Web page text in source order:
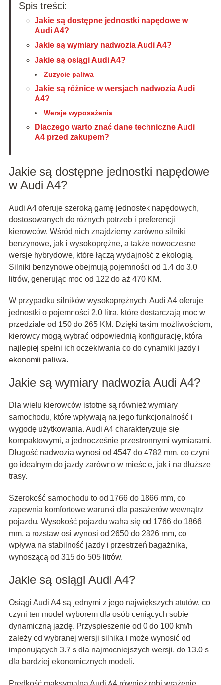
Spis treści:
Jakie są dostępne jednostki napędowe w
Audi A4?
Jakie są wymiary nadwozia Audi A4?
Jakie są osiągi Audi A4?
Zużycie paliwa
Jakie są różnice w wersjach nadwozia Audi
A4?
Wersje wyposażenia
Dlaczego warto znać dane techniczne Audi
A4 przed zakupem?
Jakie są dostępne jednostki napędowe
w Audi A4?
Audi A4 oferuje szeroką gamę jednostek napędowych,
dostosowanych do różnych potrzeb i preferencji
kierowców. Wśród nich znajdziemy zarówno silniki
benzynowe, jak i wysokoprężne, a także nowoczesne
wersje hybrydowe, które łączą wydajność z ekologią.
Silniki benzynowe obejmują pojemności od 1.4 do 3.0
litrów, generując moc od 122 do aż 470 KM.
W przypadku silników wysokoprężnych, Audi A4 oferuje
jednostki o pojemności 2.0 litra, które dostarczają moc w
przedziale od 150 do 265 KM. Dzięki takim możliwościom,
kierowcy mogą wybrać odpowiednią konfigurację, która
najlepiej spełni ich oczekiwania co do dynamiki jazdy i
ekonomii paliwa.
Jakie są wymiary nadwozia Audi A4?
Dla wielu kierowców istotne są również wymiary
samochodu, które wpływają na jego funkcjonalność i
wygodę użytkowania. Audi A4 charakteryzuje się
kompaktowymi, a jednocześnie przestronnymi wymiarami.
Długość nadwozia wynosi od 4547 do 4782 mm, co czyni
go idealnym do jazdy zarówno w mieście, jak i na dłuższe
trasy.
Szerokość samochodu to od 1766 do 1866 mm, co
zapewnia komfortowe warunki dla pasażerów wewnątrz
pojazdu. Wysokość pojazdu waha się od 1766 do 1866
mm, a rozstaw osi wynosi od 2650 do 2826 mm, co
wpływa na stabilność jazdy i przestrzeń bagażnika,
wynoszącą od 315 do 505 litrów.
Jakie są osiągi Audi A4?
Osiągi Audi A4 są jednymi z jego największych atutów, co
czyni ten model wyborem dla osób ceniących sobie
dynamiczną jazdę. Przyspieszenie od 0 do 100 km/h
zależy od wybranej wersji silnika i może wynosić od
imponujących 3.7 s dla najmocniejszych wersji, do 13.0 s
dla bardziej ekonomicznych modeli.